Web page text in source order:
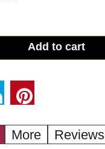
Add to cart
More
Reviews